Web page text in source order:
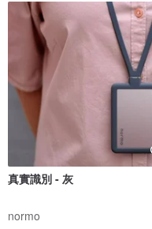
真實識別 - 灰
normo